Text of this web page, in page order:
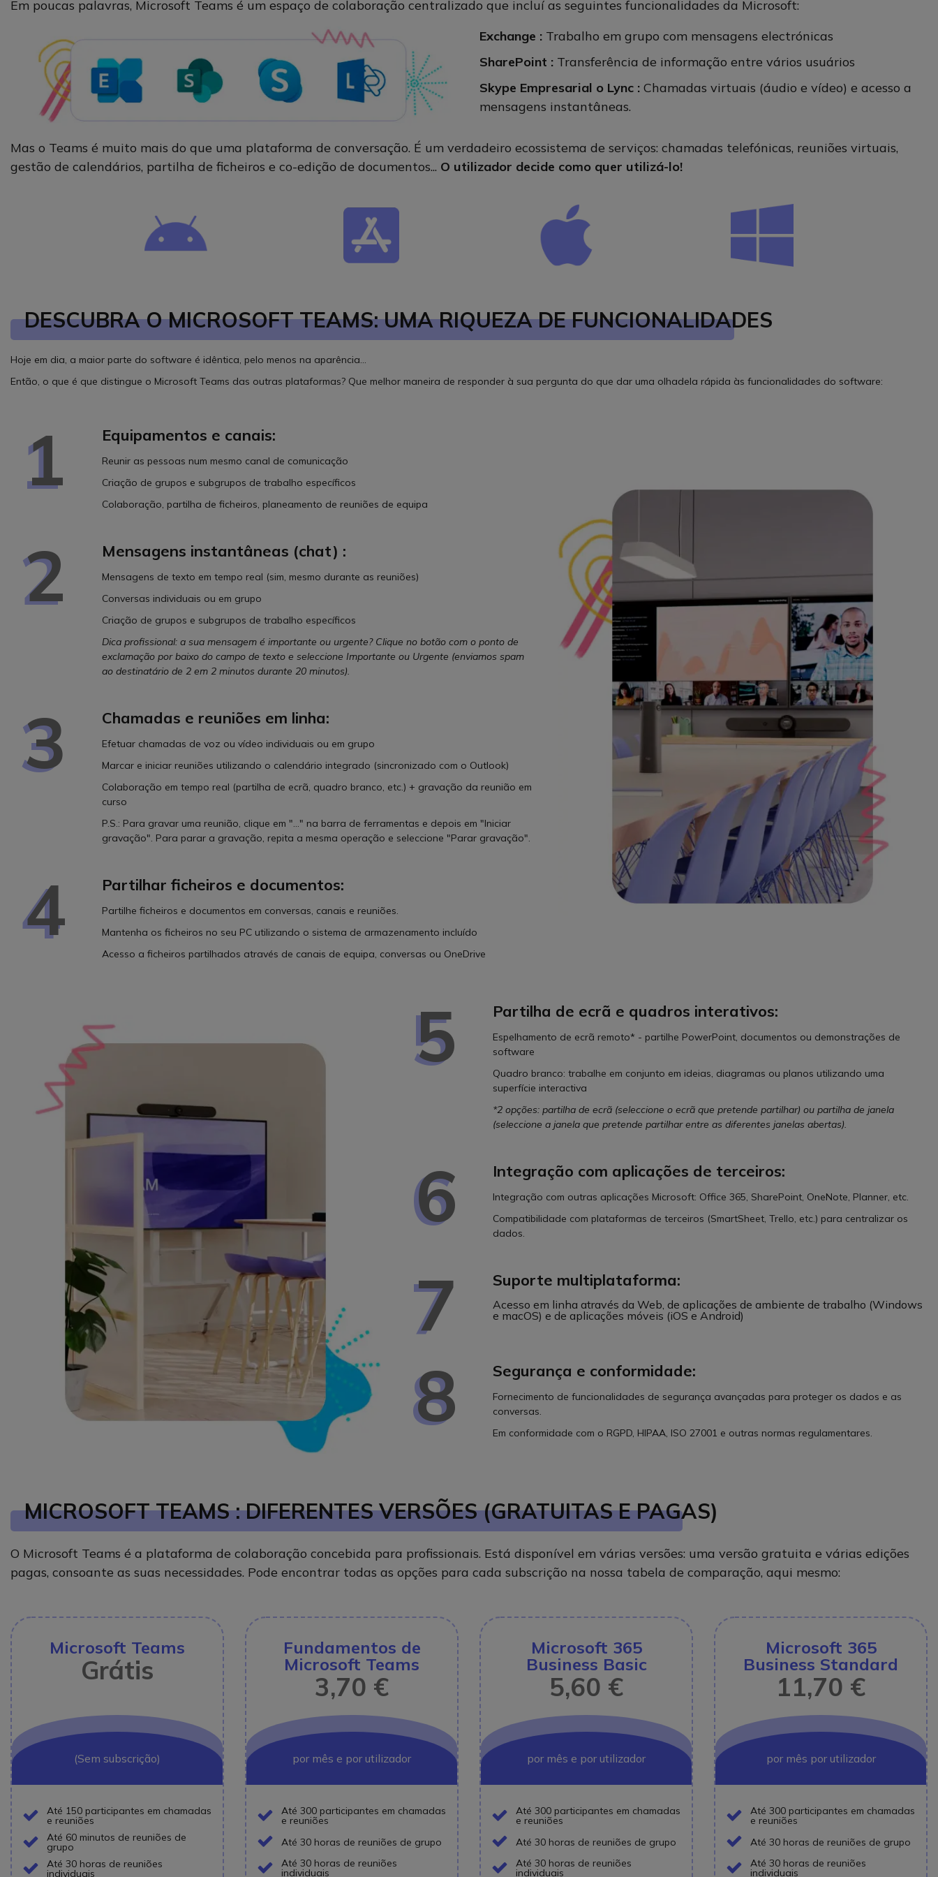
Em poucas palavras, Microsoft Teams é um espaço de colaboração centralizado que incluí as seguintes funcionalidades da Microsoft:
Exchange : Trabalho em grupo com mensagens electrónicas
SharePoint : Transferência de informação entre vários usuários
Skype Empresarial o Lync : Chamadas virtuais (áudio e vídeo) e acesso a
mensagens instantâneas.
Mas o Teams é muito mais do que uma plataforma de conversação. É um verdadeiro ecossistema de serviços: chamadas telefónicas, reuniões virtuais,
gestão de calendários, partilha de ficheiros e co-edição de documentos... O utilizador decide como quer utilizá-lo!
DESCUBRA O MICROSOFT TEAMS: UMA RIQUEZA DE FUNCIONALIDADES
Hoje em dia, a maior parte do software é idêntica, pelo menos na aparência...
Então, o que é que distingue o Microsoft Teams das outras plataformas? Que melhor maneira de responder à sua pergunta do que dar uma olhadela rápida às funcionalidades do software:
1 Equipamentos e canais:
Reunir as pessoas num mesmo canal de comunicação
Criação de grupos e subgrupos de trabalho específicos
Colaboração, partilha de ficheiros, planeamento de reuniões de equipa
2 Mensagens instantâneas (chat) :
Mensagens de texto em tempo real (sim, mesmo durante as reuniões)
Conversas individuais ou em grupo
Criação de grupos e subgrupos de trabalho específicos
Dica profissional: a sua mensagem é importante ou urgente? Clique no botão com o ponto de
exclamação por baixo do campo de texto e seleccione Importante ou Urgente (enviamos spam
ao destinatário de 2 em 2 minutos durante 20 minutos).
3 Chamadas e reuniões em linha:
Efetuar chamadas de voz ou vídeo individuais ou em grupo
Marcar e iniciar reuniões utilizando o calendário integrado (sincronizado com o Outlook)
Colaboração em tempo real (partilha de ecrã, quadro branco, etc.) + gravação da reunião em
curso
P.S.: Para gravar uma reunião, clique em "..." na barra de ferramentas e depois em "Iniciar
gravação". Para parar a gravação, repita a mesma operação e seleccione "Parar gravação".
4 Partilhar ficheiros e documentos:
Partilhe ficheiros e documentos em conversas, canais e reuniões.
Mantenha os ficheiros no seu PC utilizando o sistema de armazenamento incluído
Acesso a ficheiros partilhados através de canais de equipa, conversas ou OneDrive
5 Partilha de ecrã e quadros interativos:
Espelhamento de ecrã remoto* - partilhe PowerPoint, documentos ou demonstrações de
software
Quadro branco: trabalhe em conjunto em ideias, diagramas ou planos utilizando uma
superfície interactiva
*2 opções: partilha de ecrã (seleccione o ecrã que pretende partilhar) ou partilha de janela
(seleccione a janela que pretende partilhar entre as diferentes janelas abertas).
6 Integração com aplicações de terceiros:
Integração com outras aplicações Microsoft: Office 365, SharePoint, OneNote, Planner, etc.
Compatibilidade com plataformas de terceiros (SmartSheet, Trello, etc.) para centralizar os
dados.
7 Suporte multiplataforma:
Acesso em linha através da Web, de aplicações de ambiente de trabalho (Windows
e macOS) e de aplicações móveis (iOS e Android)
8 Segurança e conformidade:
Fornecimento de funcionalidades de segurança avançadas para proteger os dados e as
conversas.
Em conformidade com o RGPD, HIPAA, ISO 27001 e outras normas regulamentares.
MICROSOFT TEAMS : DIFERENTES VERSÕES (GRATUITAS E PAGAS)
O Microsoft Teams é a plataforma de colaboração concebida para profissionais. Está disponível em várias versões: uma versão gratuita e várias edições
pagas, consoante as suas necessidades. Pode encontrar todas as opções para cada subscrição na nossa tabela de comparação, aqui mesmo:
Microsoft Teams
Grátis
(Sem subscrição)
Icon
Até 150 participantes em chamadas
e reuniões
Icon
Até 60 minutos de reuniões de
grupo
Até 30 horas de reuniões
individuais
Fundamentos de
Microsoft Teams
3,70 €
por mês e por utilizador
Icon
Até 300 participantes em chamadas
e reuniões
Icon
Até 30 horas de reuniões de grupo
Até 30 horas de reuniões
individuais
Microsoft 365
Business Basic
5,60 €
por mês e por utilizador
Icon
Até 300 participantes em chamadas
e reuniões
Icon
Até 30 horas de reuniões de grupo
Até 30 horas de reuniões
individuais
Microsoft 365
Business Standard
11,70 €
por mês por utilizador
Icon
Até 300 participantes em chamadas
e reuniões
Icon
Até 30 horas de reuniões de grupo
Até 30 horas de reuniões
individuais